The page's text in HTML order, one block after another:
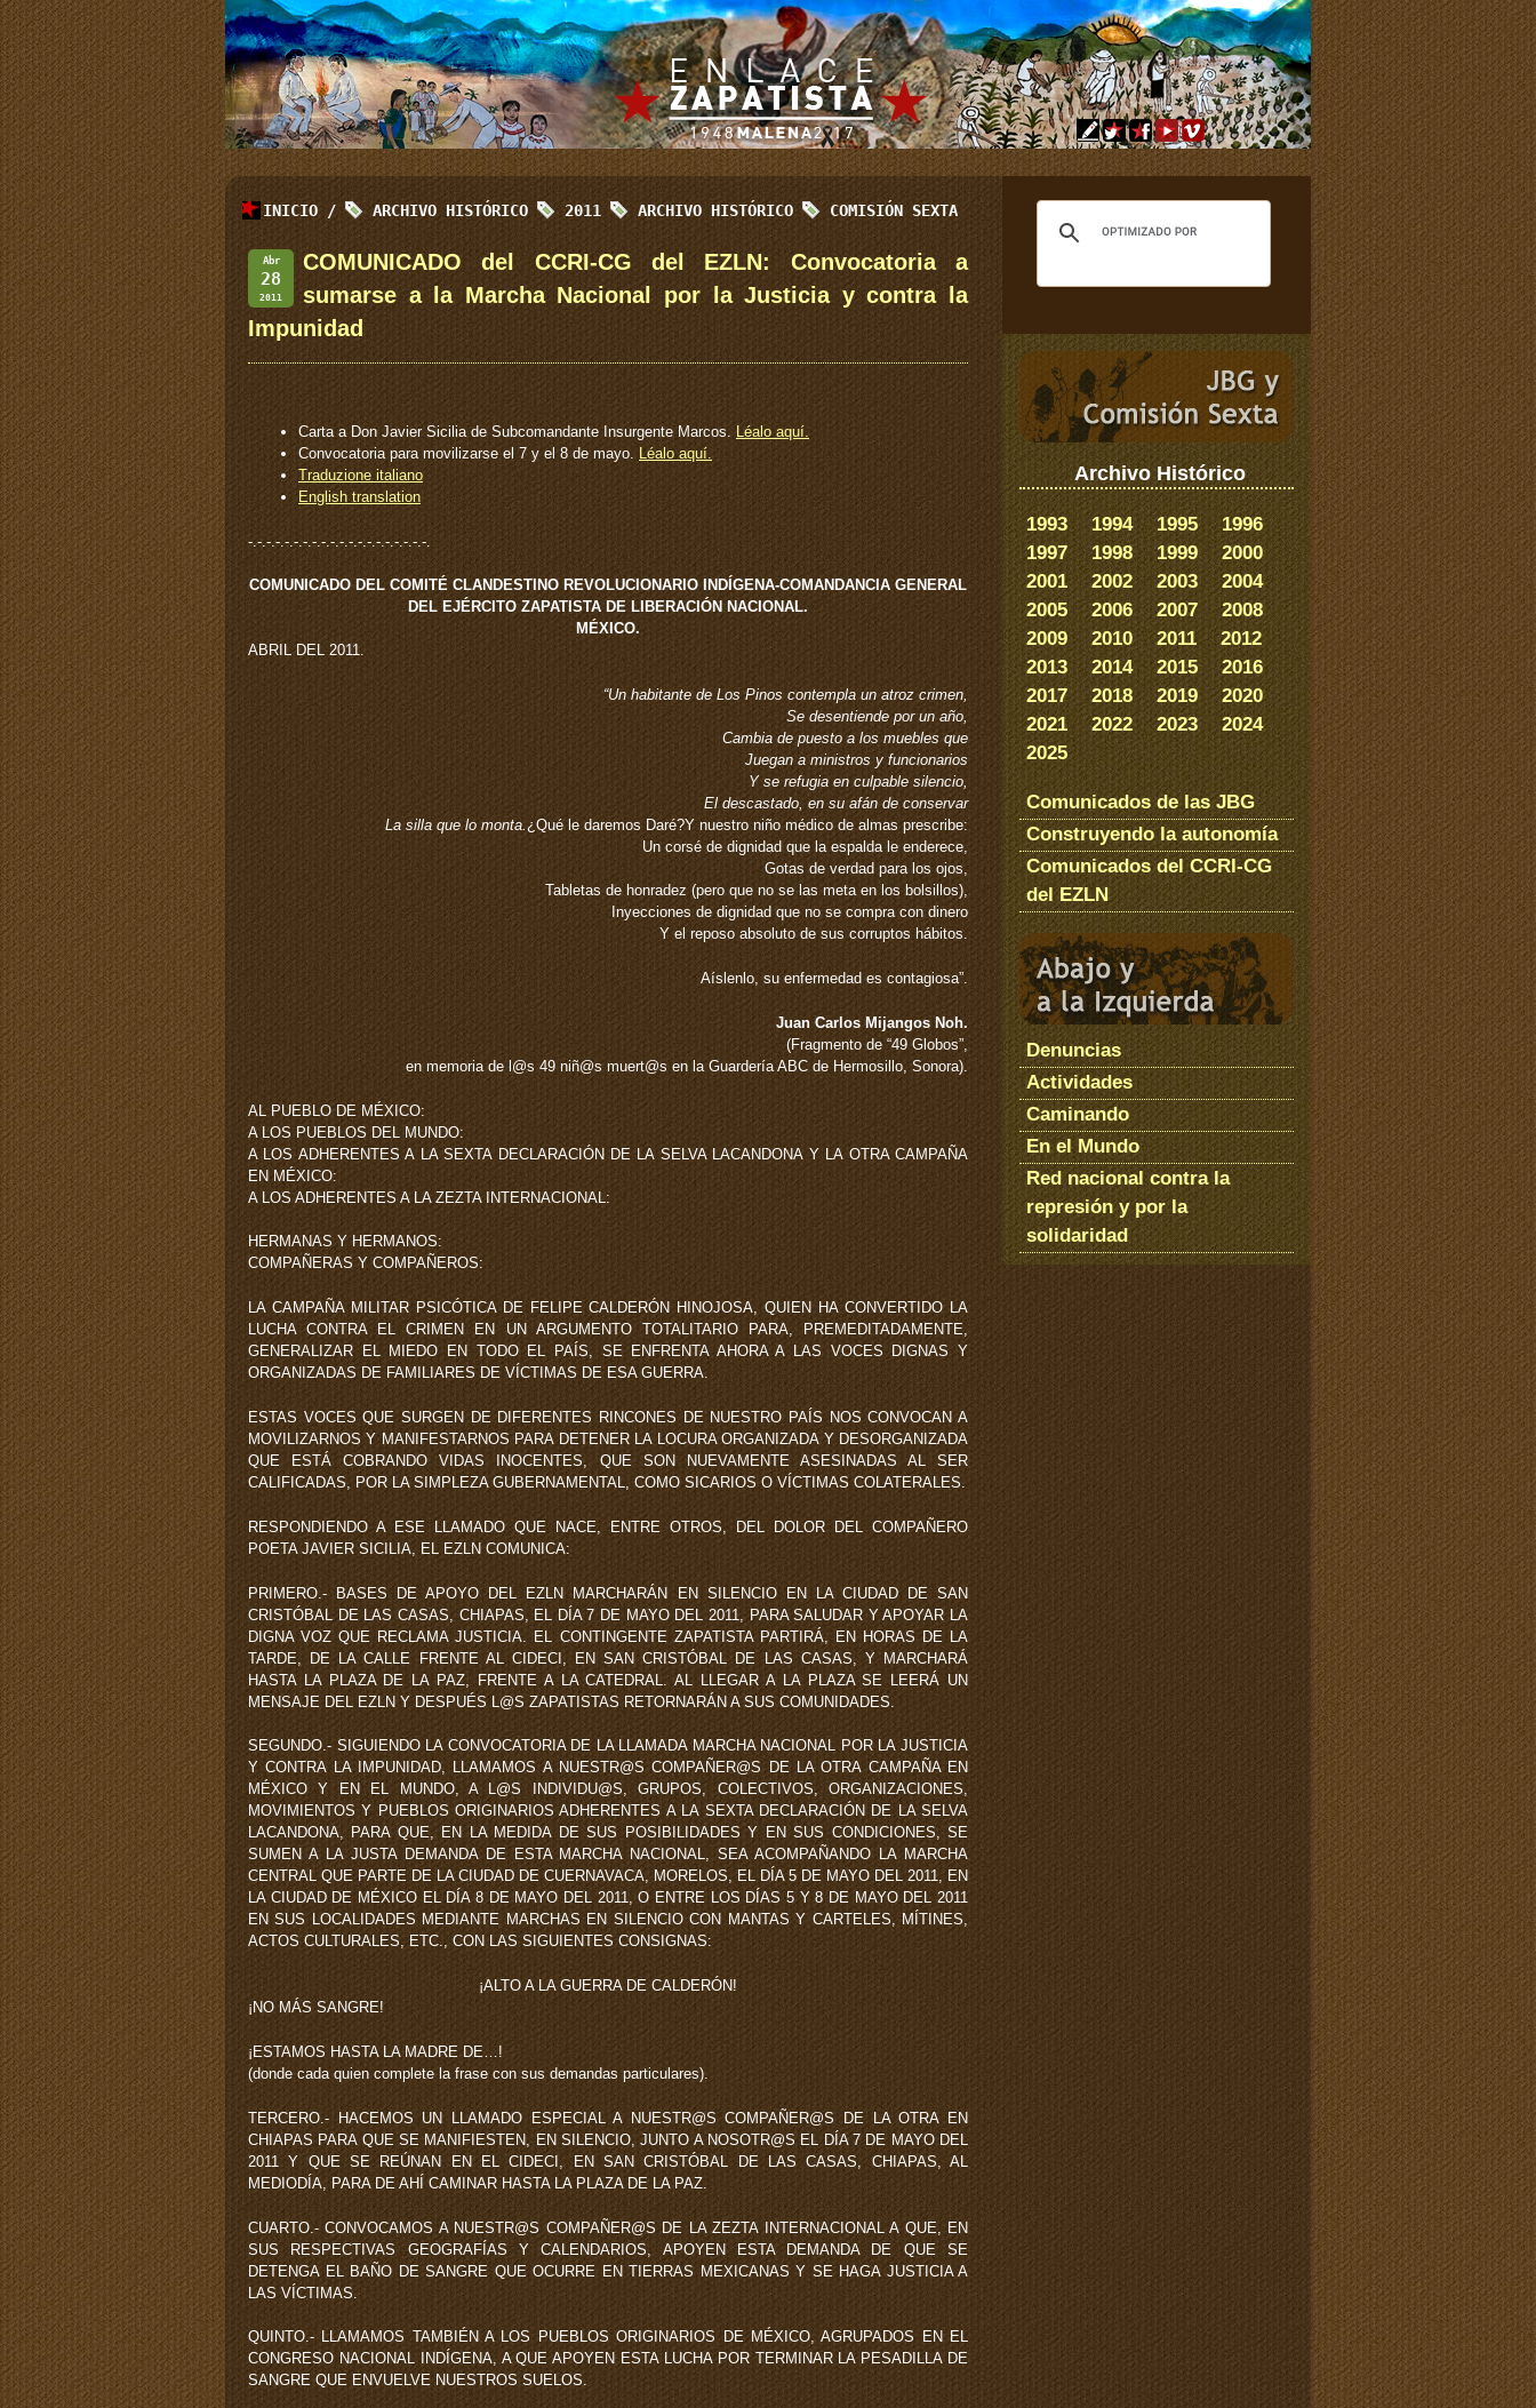
INICIO / ARCHIVO HISTÓRICO 2011 ARCHIVO HISTÓRICO COMISIÓN SEXTA
Abr
28
2011
COMUNICADO del CCRI-CG del EZLN: Convocatoria a
sumarse a la Marcha Nacional por la Justicia y contra la
Impunidad
Carta a Don Javier Sicilia de Subcomandante Insurgente Marcos.
Léalo aquí.
Convocatoria para movilizarse el 7 y el 8 de mayo.
Léalo aquí.
Traduzione italiano
English translation
-.-.-.-.-.-.-.-.-.-.-.-.-.-.-.-.-.-.-.-.
COMUNICADO DEL COMITÉ CLANDESTINO REVOLUCIONARIO INDÍGENA-COMANDANCIA GENERAL
DEL EJÉRCITO ZAPATISTA DE LIBERACIÓN NACIONAL.
MÉXICO.
ABRIL DEL 2011.
“Un habitante de Los Pinos contempla un atroz crimen,
Se desentiende por un año,
Cambia de puesto a los muebles que
Juegan a ministros y funcionarios
Y se refugia en culpable silencio,
El descastado, en su afán de conservar
La silla que lo monta.¿Qué le daremos Daré?Y nuestro niño médico de almas prescribe:
Un corsé de dignidad que la espalda le enderece,
Gotas de verdad para los ojos,
Tabletas de honradez (pero que no se las meta en los bolsillos),
Inyecciones de dignidad que no se compra con dinero
Y el reposo absoluto de sus corruptos hábitos.
Aíslenlo, su enfermedad es contagiosa”.
Juan Carlos Mijangos Noh.
(Fragmento de “49 Globos”,
en memoria de l@s 49 niñ@s muert@s en la Guardería ABC de Hermosillo, Sonora).
AL PUEBLO DE MÉXICO:
A LOS PUEBLOS DEL MUNDO:
A LOS ADHERENTES A LA SEXTA DECLARACIÓN DE LA SELVA LACANDONA Y LA OTRA CAMPAÑA
EN MÉXICO:
A LOS ADHERENTES A LA ZEZTA INTERNACIONAL:
HERMANAS Y HERMANOS:
COMPAÑERAS Y COMPAÑEROS:
LA CAMPAÑA MILITAR PSICÓTICA DE FELIPE CALDERÓN HINOJOSA, QUIEN HA CONVERTIDO LA
LUCHA CONTRA EL CRIMEN EN UN ARGUMENTO TOTALITARIO PARA, PREMEDITADAMENTE,
GENERALIZAR EL MIEDO EN TODO EL PAÍS, SE ENFRENTA AHORA A LAS VOCES DIGNAS Y
ORGANIZADAS DE FAMILIARES DE VÍCTIMAS DE ESA GUERRA.
ESTAS VOCES QUE SURGEN DE DIFERENTES RINCONES DE NUESTRO PAÍS NOS CONVOCAN A
MOVILIZARNOS Y MANIFESTARNOS PARA DETENER LA LOCURA ORGANIZADA Y DESORGANIZADA
QUE ESTÁ COBRANDO VIDAS INOCENTES, QUE SON NUEVAMENTE ASESINADAS AL SER
CALIFICADAS, POR LA SIMPLEZA GUBERNAMENTAL, COMO SICARIOS O VÍCTIMAS COLATERALES.
RESPONDIENDO A ESE LLAMADO QUE NACE, ENTRE OTROS, DEL DOLOR DEL COMPAÑERO
POETA JAVIER SICILIA, EL EZLN COMUNICA:
PRIMERO.- BASES DE APOYO DEL EZLN MARCHARÁN EN SILENCIO EN LA CIUDAD DE SAN
CRISTÓBAL DE LAS CASAS, CHIAPAS, EL DÍA 7 DE MAYO DEL 2011, PARA SALUDAR Y APOYAR LA
DIGNA VOZ QUE RECLAMA JUSTICIA. EL CONTINGENTE ZAPATISTA PARTIRÁ, EN HORAS DE LA
TARDE, DE LA CALLE FRENTE AL CIDECI, EN SAN CRISTÓBAL DE LAS CASAS, Y MARCHARÁ
HASTA LA PLAZA DE LA PAZ, FRENTE A LA CATEDRAL. AL LLEGAR A LA PLAZA SE LEERÁ UN
MENSAJE DEL EZLN Y DESPUÉS L@S ZAPATISTAS RETORNARÁN A SUS COMUNIDADES.
SEGUNDO.- SIGUIENDO LA CONVOCATORIA DE LA LLAMADA MARCHA NACIONAL POR LA JUSTICIA
Y CONTRA LA IMPUNIDAD, LLAMAMOS A NUESTR@S COMPAÑER@S DE LA OTRA CAMPAÑA EN
MÉXICO Y EN EL MUNDO, A L@S INDIVIDU@S, GRUPOS, COLECTIVOS, ORGANIZACIONES,
MOVIMIENTOS Y PUEBLOS ORIGINARIOS ADHERENTES A LA SEXTA DECLARACIÓN DE LA SELVA
LACANDONA, PARA QUE, EN LA MEDIDA DE SUS POSIBILIDADES Y EN SUS CONDICIONES, SE
SUMEN A LA JUSTA DEMANDA DE ESTA MARCHA NACIONAL, SEA ACOMPAÑANDO LA MARCHA
CENTRAL QUE PARTE DE LA CIUDAD DE CUERNAVACA, MORELOS, EL DÍA 5 DE MAYO DEL 2011, EN
LA CIUDAD DE MÉXICO EL DÍA 8 DE MAYO DEL 2011, O ENTRE LOS DÍAS 5 Y 8 DE MAYO DEL 2011
EN SUS LOCALIDADES MEDIANTE MARCHAS EN SILENCIO CON MANTAS Y CARTELES, MÍTINES,
ACTOS CULTURALES, ETC., CON LAS SIGUIENTES CONSIGNAS:
¡ALTO A LA GUERRA DE CALDERÓN!
¡NO MÁS SANGRE!
¡ESTAMOS HASTA LA MADRE DE…!
(donde cada quien complete la frase con sus demandas particulares).
TERCERO.- HACEMOS UN LLAMADO ESPECIAL A NUESTR@S COMPAÑER@S DE LA OTRA EN
CHIAPAS PARA QUE SE MANIFIESTEN, EN SILENCIO, JUNTO A NOSOTR@S EL DÍA 7 DE MAYO DEL
2011 Y QUE SE REÚNAN EN EL CIDECI, EN SAN CRISTÓBAL DE LAS CASAS, CHIAPAS, AL
MEDIODÍA, PARA DE AHÍ CAMINAR HASTA LA PLAZA DE LA PAZ.
CUARTO.- CONVOCAMOS A NUESTR@S COMPAÑER@S DE LA ZEZTA INTERNACIONAL A QUE, EN
SUS RESPECTIVAS GEOGRAFÍAS Y CALENDARIOS, APOYEN ESTA DEMANDA DE QUE SE
DETENGA EL BAÑO DE SANGRE QUE OCURRE EN TIERRAS MEXICANAS Y SE HAGA JUSTICIA A
LAS VÍCTIMAS.
QUINTO.- LLAMAMOS TAMBIÉN A LOS PUEBLOS ORIGINARIOS DE MÉXICO, AGRUPADOS EN EL
CONGRESO NACIONAL INDÍGENA, A QUE APOYEN ESTA LUCHA POR TERMINAR LA PESADILLA DE
SANGRE QUE ENVUELVE NUESTROS SUELOS.
Archivo Histórico
1993 1994 1995
1996
1997
1998 1999
2000
2001
2002 2003
2004
2005
2006 2007
2008
2009
2010 2011
2012
2013
2014 2015
2016
2017
2018 2019
2020
2021
2022 2023
2024
2025
Comunicados de las JBG
Construyendo la autonomía
Comunicados del CCRI-CG
del EZLN
Denuncias
Actividades
Caminando
En el Mundo
Red nacional contra la
represión y por la
solidaridad